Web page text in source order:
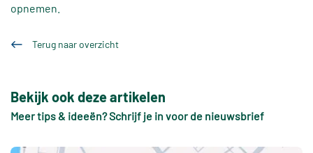
opnemen.
Terug naar overzicht
Bekijk ook deze artikelen
Meer tips & ideeën? Schrijf je in voor de nieuwsbrief